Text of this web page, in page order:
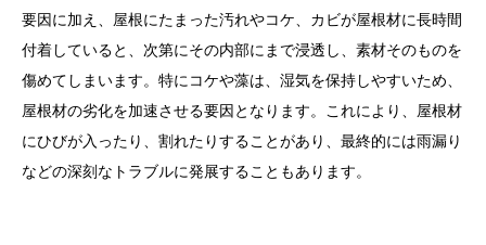
要因に加え、屋根にたまった汚れやコケ、カビが屋根材に長時間
付着していると、次第にその内部にまで浸透し、素材そのものを
傷めてしまいます。特にコケや藻は、湿気を保持しやすいため、
屋根材の劣化を加速させる要因となります。これにより、屋根材
にひびが入ったり、割れたりすることがあり、最終的には雨漏り
などの深刻なトラブルに発展することもあります。